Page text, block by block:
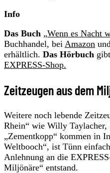
Info
Das Buch „Wenn es Nacht
Buchhandel, bei Amazon
erhältlich. Das Hörbuch
EXPRESS-Shop.
Zeitzeugen aus dem
Weitere noch lebende
Rhein“ wie Willy Taylacher,
„Zementkopp“ kommen in
Weltbooch“, ist Tünn
Anlehnung an die
Miljönäre“ entstand.